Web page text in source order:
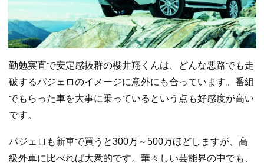
勤勉実直で安定感抜群の櫻井翔くんは、どんな悪路でも走
破するパジェロのイメージに意外にも合っています。番組
でもらった車を大事に乗っているという点も好感度が高い
です。
パジェロも新車で買うと300万～500万ほどしますが、高
級外車に比べれば大衆的です。華々しい芸能界の中でも、